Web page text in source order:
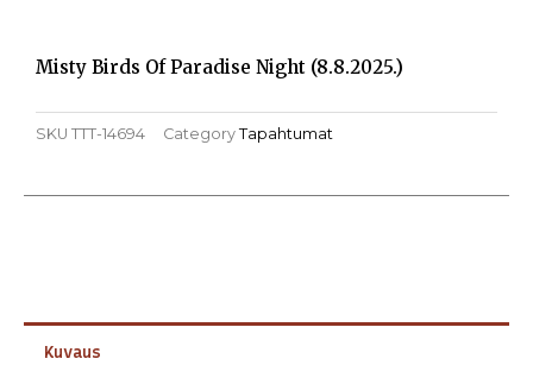
Misty Birds Of Paradise Night (8.8.2025.)
SKU TTT-14694 Category Tapahtumat
Kuvaus